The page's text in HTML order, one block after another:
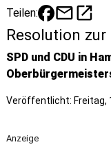
Teilen: mailopen_in_new
Resolution
SPD und CDU in
Veröffentlicht: Freitag,
Anzeige